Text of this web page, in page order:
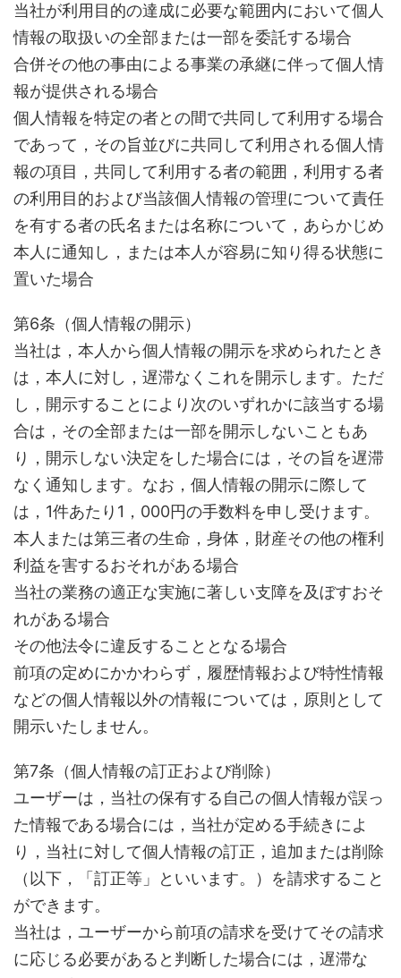
当社が利用目的の達成に必要な範囲内において個人
情報の取扱いの全部または一部を委託する場合
合併その他の事由による事業の承継に伴って個人情
報が提供される場合
個人情報を特定の者との間で共同して利用する場合
であって，その旨並びに共同して利用される個人情
報の項目，共同して利用する者の範囲，利用する者
の利用目的および当該個人情報の管理について責任
を有する者の氏名または名称について，あらかじめ
本人に通知し，または本人が容易に知り得る状態に
置いた場合
第6条（個人情報の開示）
当社は，本人から個人情報の開示を求められたとき
は，本人に対し，遅滞なくこれを開示します。ただ
し，開示することにより次のいずれかに該当する場
合は，その全部または一部を開示しないこともあ
り，開示しない決定をした場合には，その旨を遅滞
なく通知します。なお，個人情報の開示に際して
は，1件あたり1，000円の手数料を申し受けます。
本人または第三者の生命，身体，財産その他の権利
利益を害するおそれがある場合
当社の業務の適正な実施に著しい支障を及ぼすおそ
れがある場合
その他法令に違反することとなる場合
前項の定めにかかわらず，履歴情報および特性情報
などの個人情報以外の情報については，原則として
開示いたしません。
第7条（個人情報の訂正および削除）
ユーザーは，当社の保有する自己の個人情報が誤っ
た情報である場合には，当社が定める手続きによ
り，当社に対して個人情報の訂正，追加または削除
（以下，「訂正等」といいます。）を請求すること
ができます。
当社は，ユーザーから前項の請求を受けてその請求
に応じる必要があると判断した場合には，遅滞な